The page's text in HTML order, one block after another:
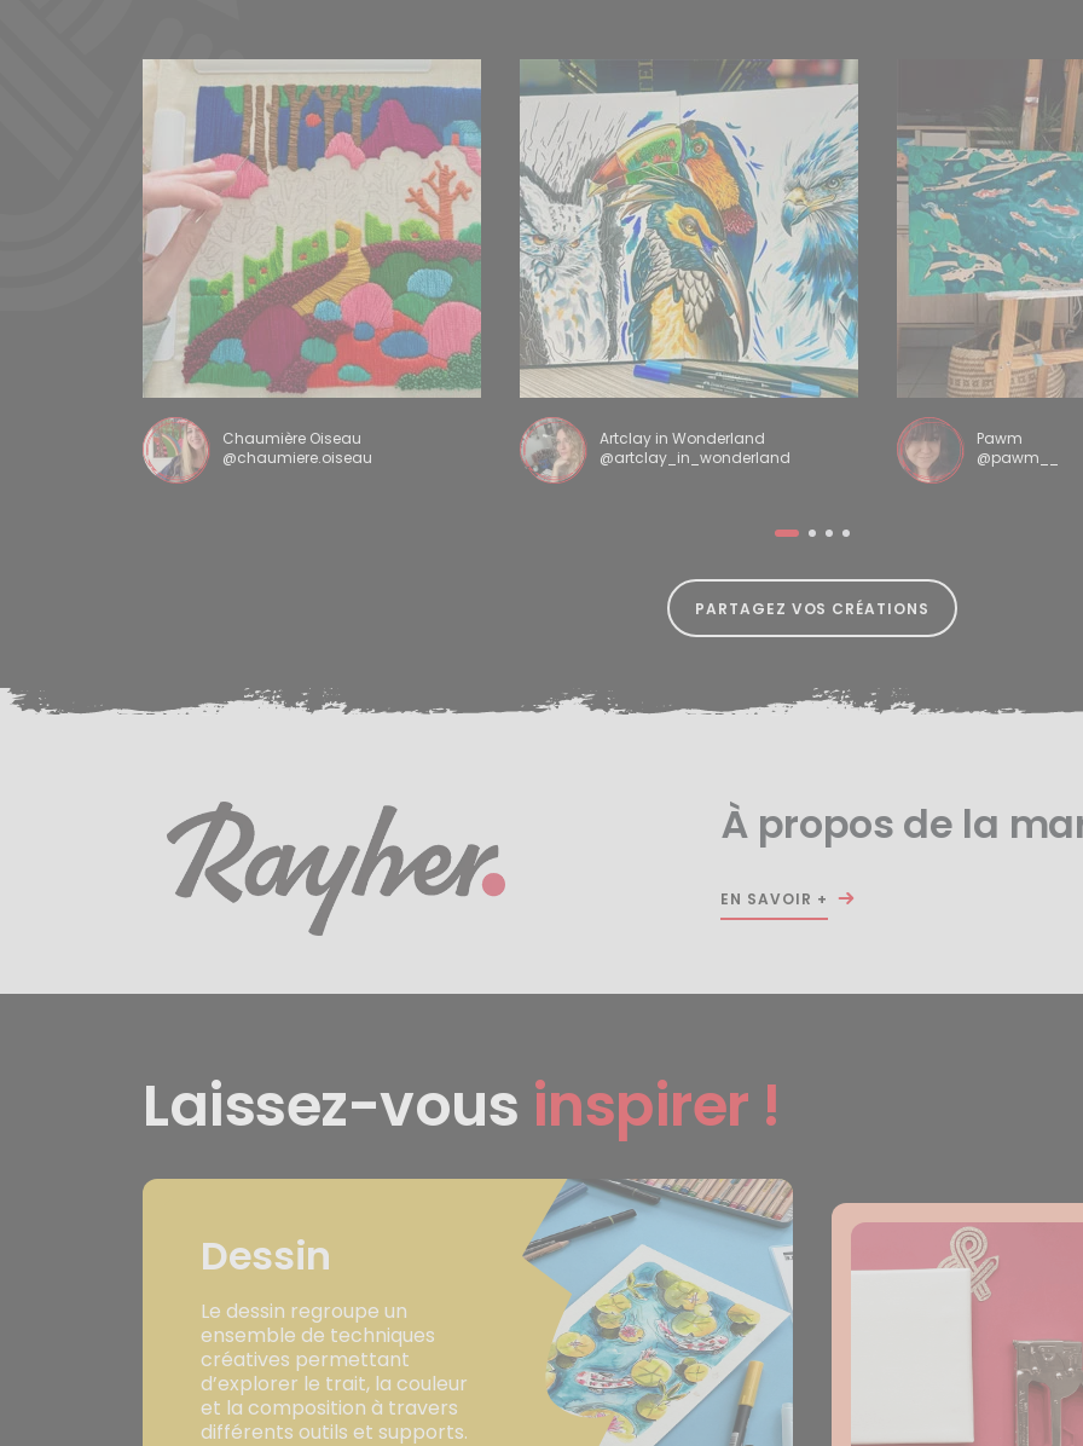
Chaumière Oiseau
@chaumiere.oiseau
Artclay in Wonderland
@artclay_in_wonderland
Pawm
@pawm__
PARTAGEZ VOS CRÉATIONS
À propos de la
EN SAVOIR +
Laissez-vous inspirer !
Dessin
Le dessin regroupe un
ensemble de techniques
créatives permettant
d’explorer le trait, la couleur
et la composition à travers
différents outils et supports.